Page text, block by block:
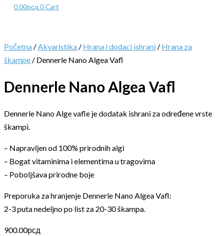
0.00рсд 0Cart
Početna /Akvaristika / Hrana i dodaci ishrani / Hrana za
škampe / Dennerle Nano Algea Vafl
Dennerle Nano Algea Vafl
Dennerle Nano Alge vafle je dodatak ishrani za određene vrste
škampi.
– Napravljen od 100% prirodnih algi
– Bogat vitaminima i elementima u tragovima
– Poboljšava prirodne boje
Preporuka za hranjenje Dennerle Nano Algea Vafl:
2-3 puta nedeljno po list za 20-30 škampa.
900.00рсд